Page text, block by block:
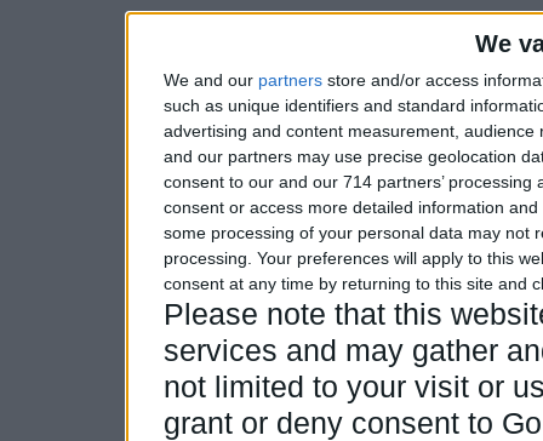
We
We and our partners store and/or access
such as unique identifiers and standard
advertising and content measurement,
and our partners may use precise geolocation
consent to our and our 714 partners’
consent or access more detailed information
some processing of your personal data may not
processing. Your preferences will apply to this
consent at any time by returning to this site and
Please note that this
services and may gather
not limited to your visit or
grant or deny consent to